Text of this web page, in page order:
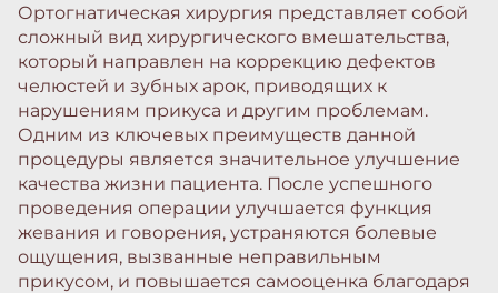
Ортогнатическая хирургия представляет собой
сложный вид хирургического вмешательства,
который направлен на коррекцию дефектов
челюстей и зубных арок, приводящих к
нарушениям прикуса и другим проблемам.
Одним из ключевых преимуществ данной
процедуры является значительное улучшение
качества жизни пациента. После успешного
проведения операции улучшается функция
жевания и говорения, устраняются болевые
ощущения, вызванные неправильным
прикусом, и повышается самооценка благодаря